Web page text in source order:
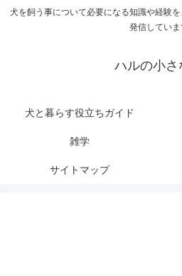
犬を飼う事について必要になる知識や経験
発信してい
ハルの小さ
犬と暮らす役立ちガイド
雑学
サイトマップ